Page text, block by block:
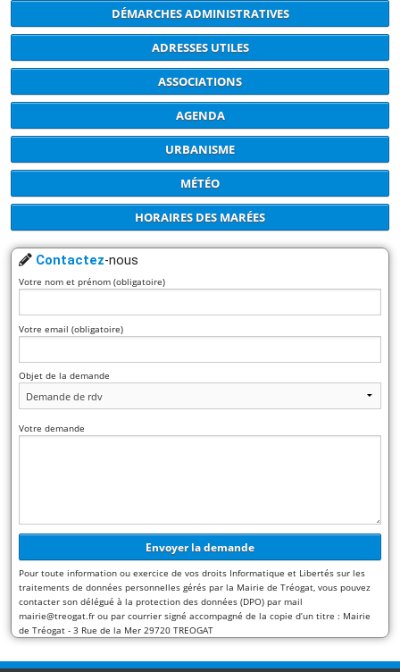
DÉMARCHES ADMINISTRATIVES
ADRESSES UTILES
ASSOCIATIONS
AGENDA
URBANISME
MÉTÉO
HORAIRES DES MARÉES
Contactez-nous
Votre nom et prénom (obligatoire)
Votre email (obligatoire)
Objet de la demande
Votre demande
Pour toute information ou exercice de vos droits Informatique et Libertés sur les
traitements de données personnelles gérés par la Mairie de Tréogat, vous pouvez
contacter son délégué à la protection des données (DPO) par mail
mairie@treogat.fr ou par courrier signé accompagné de la copie d’un titre : Mairie
de Tréogat - 3 Rue de la Mer 29720 TREOGAT